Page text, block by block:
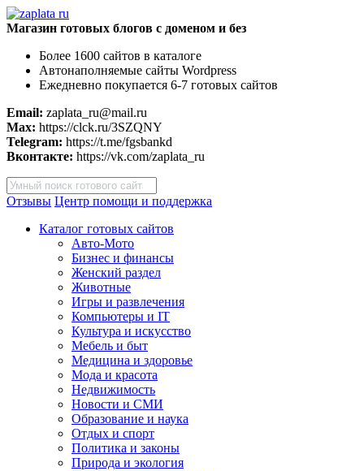
Магазин готовых блогов с доменом и без
Более 1600 сайтов в каталоге
Автонаполняемые сайты Wordpress
Ежедневно покупается 6-7 готовых сайтов
Email: zaplata_ru@mail.ru
Max: https://clck.ru/3SZQNY
Telegram: https://t.me/fgsbankd
Вконтакте: https://vk.com/zaplata_ru
Поиск
товаров
Отзывы Центр помощи и поддержка
Каталог готовых сайтов
Авто-Мото
Бизнес и финансы
Женский раздел
Животные
Игры и развлечения
Компьютеры и IT
Культура и искусство
Мебель и быт
Медицина и здоровье
Мода и красота
Недвижимость
Новости и СМИ
Образование и наука
Отдых и спорт
Политика и законы
Природа и экология